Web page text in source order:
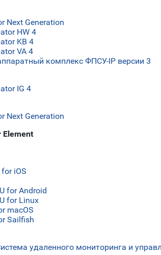
Next Generation
HW 4
KB 4
VA 4
комплекс ФПСУ-IP версии 3
IG 4
Next Generation
Element
iOS
for Android
for Linux
macOS
Sailfish
удаленного мониторинга и